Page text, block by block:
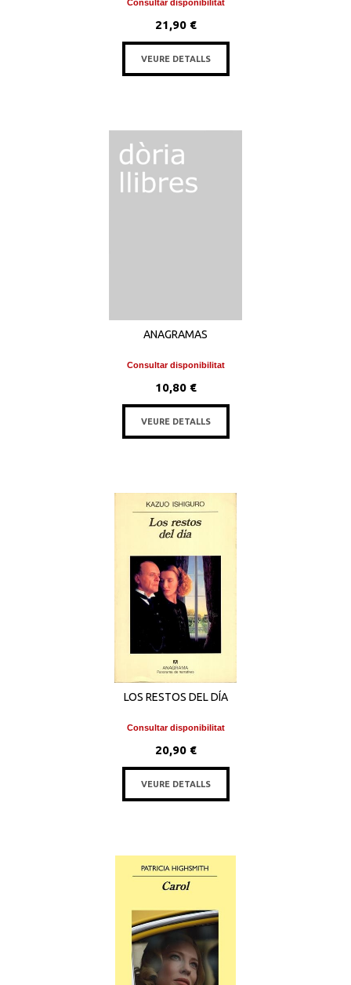
Consultar disponibilitat
21,90 €
VEURE DETALLS
ANAGRAMAS
Consultar disponibilitat
10,80 €
VEURE DETALLS
LOS RESTOS DEL DÍA
Consultar disponibilitat
20,90 €
VEURE DETALLS